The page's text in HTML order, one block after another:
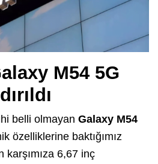
M54 5G
belli olmayan Galaxy M54
özelliklerine baktığımız
6,67 inç